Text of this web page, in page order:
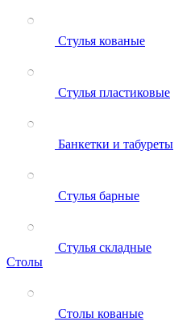
Стулья кованые
Стулья пластиковые
Банкетки и табуреты
Стулья барные
Стулья складные
Столы
Столы кованые